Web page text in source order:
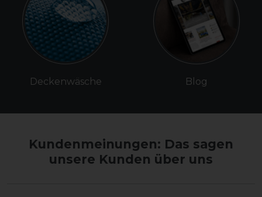
Deckenwäsche Blog
Kundenmeinungen: Das sagen
unsere Kunden über uns